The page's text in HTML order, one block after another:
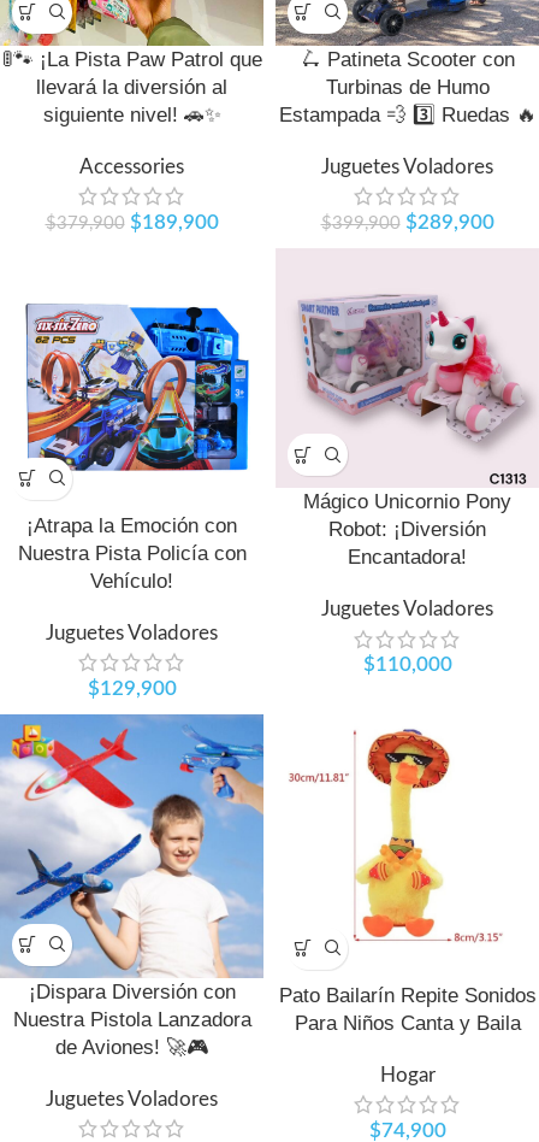
🚦🐾 ¡La Pista Paw Patrol que
llevará la diversión al
siguiente nivel! 🚗✨
Accessories
$379,900 $189,900
🛴 Patineta Scooter con
Turbinas de Humo
Estampada 💨 3️⃣ Ruedas 🔥
Juguetes Voladores
$399,900 $289,900
¡Atrapa la Emoción con
Nuestra Pista Policía con
Vehículo!
Juguetes Voladores
$129,900
Mágico Unicornio Pony
Robot: ¡Diversión
Encantadora!
Juguetes Voladores
$110,000
¡Dispara Diversión con
Nuestra Pistola Lanzadora
de Aviones! 🚀🎮
Juguetes Voladores
Pato Bailarín Repite Sonidos
Para Niños Canta y Baila
Hogar
$74,900